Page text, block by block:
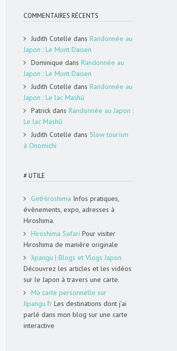
COMMENTAIRES RÉCENTS
Judith Cotelle dans Randonnée au
Japon : Le Mont Daisen
Dominique dans Randonnée au
Japon : Le Mont Daisen
Judith Cotelle dans Randonnée au
Japon : Le lac Mashū
Patrick dans Randonnée au Japon :
Le lac Mashū
Judith Cotelle dans Slow tourism
à Onomichi
# UTILE
GetHiroshima Infos pratiques,
évènements, expo, adresses à
Hiroshima.
Hiroshima Safari Pour visiter
Hiroshima de manière originale
Jipangu | Blogs et Vlogs Japon
Découvrez les articles et les vidéos
sur le Japon à travers une carte.
Ma carte personnelle sur
Jipangu.fr Les destinations dont j’ai
parlé dans mon blog sur une carte
interactive